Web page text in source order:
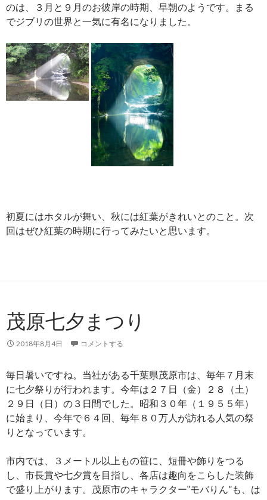
のは、３月と９月のお彼岸の時期、早朝のようです。まる
でジブリの世界と一気に有名になりました。
初夏にはホタルが舞い、秋には紅葉がきれいとのこと。次
回はぜひ紅葉の時期に行ってみたいと思います。
茂原七夕まつり
2018年8月4日 コメントする
毎日暑いですね。当社がある千葉県茂原市は、毎年７月末
に七夕祭りが行われます。今年は２７日（金）２８（土）
２９日（日）の３日間でした。昭和３０年（１９５５年）
に始まり、今年で６４回、毎年８０万人が訪れる人気の祭
りとなっています。
市内では、３メートル以上もの笹に、短冊や飾りをつる
し、市長賞や七夕賞を目指し、各店は趣向をこらした装飾
で盛り上がります。茂原市のキャラクター‟モバりん”も、は